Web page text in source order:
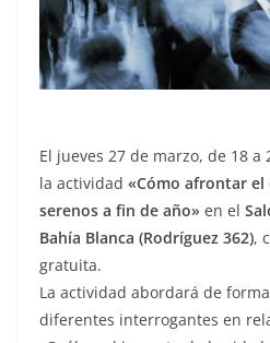
El jueves 27 de marzo, de 18
la actividad «Cómo afrontar
serenos a fin de año» en el
Bahía Blanca (Rodríguez 362),
gratuita.
La actividad abordará de
diferentes interrogantes en